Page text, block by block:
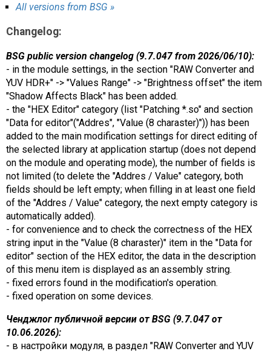
All versions from BSG »
Changelog:
BSG public version changelog (9.7.047 from 2026/06/10):
- in the module settings, in the section "RAW Converter and
YUV HDR+" -> "Values ​​Range" -> "Brightness offset" the item
"Shadow Affects Black" has been added.
- the "HEX Editor" category (list "Patching *.so" and section
"Data for editor"("Addres", "Value (8 charaster)")) has been
added to the main modification settings for direct editing of
the selected library at application startup (does not depend
on the module and operating mode), the number of fields is
not limited (to delete the "Addres / Value" category, both
fields should be left empty; when filling in at least one field
of the "Addres / Value" category, the next empty category is
automatically added).
- for convenience and to check the correctness of the HEX
string input in the "Value (8 charaster)" item in the "Data for
editor" section of the HEX editor, the data in the description
of this menu item is displayed as an assembly string.
- fixed errors found in the modification's operation.
- fixed operation on some devices.
Ченджлог публичной версии от BSG (9.7.047 от
10.06.2026):
- в настройки модуля, в раздел "RAW Converter and YUV